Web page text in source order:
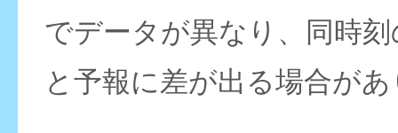
でデータが異なり、同時
と予報に差が出る場合が